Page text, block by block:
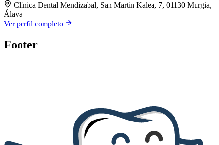
Clínica Dental Mendizabal, San Martin Kalea, 7, 01130 Murgia,
Álava
Ver perfil completo
Footer